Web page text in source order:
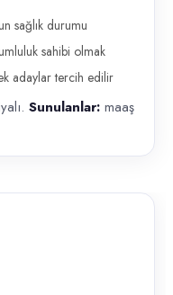
sağlık durumu
sahibi olmak
adaylar tercih edilir
Sunulanlar: maaş